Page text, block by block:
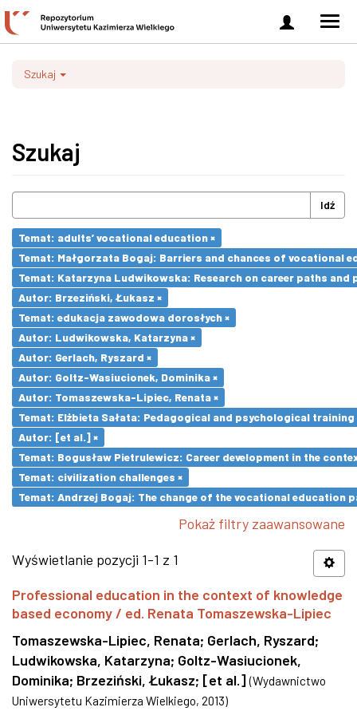
Zaloguj
się
Szukaj
Szukaj
Idź
Temat: adults’ vocational education ×
Temat: Małgorzata Bogaj: Barriers and chances of vocational
Temat: Katarzyna Ludwikowska: Research on career paths
Autor: Brzeziński, Łukasz ×
Temat: edukacja zawodowa dorosłych ×
Autor: Ludwikowska, Katarzyna ×
Autor: Gerlach, Ryszard ×
Autor: Goltz-Wasiucionek, Dominika ×
Autor: Tomaszewska-Lipiec, Renata ×
Temat: Elżbieta Sałata: Pedagogical and psychological
Autor: [et al.] ×
Temat: Bogusław Pietrulewicz: Career development in the
Temat: civilization challenges ×
Temat: Andrzej Bogaj: The change of the vocational education
Pokaż filtry zaawansowane
Wyświetlanie pozycji 1-1 z 1
Professional education in the context of knowledge
based economy / ed. Renata Tomaszewska-Lipiec
Tomaszewska-Lipiec, Renata; Gerlach, Ryszard;
Ludwikowska, Katarzyna; Goltz-Wasiucionek,
Dominika; Brzeziński, Łukasz; [et al.] (Wydawnictwo
Uniwersytetu Kazimierza Wielkiego, 2013)